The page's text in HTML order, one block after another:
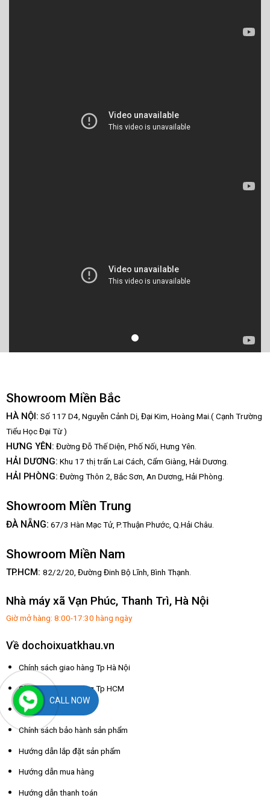
Showroom Miền Bắc
HÀ NỘI: Số 117 D4, Nguyễn Cảnh Dị, Đại Kim, Hoàng Mai.( Cạnh Trường
Tiểu Học Đại Từ )
HƯNG YÊN: Đường Đỗ Thế Diện, Phố Nối, Hưng Yên.
HẢI DƯƠNG: Khu 17 thị trấn Lai Cách, Cẩm Giàng, Hải Dương.
HẢI PHÒNG: Đường Thôn 2, Bắc Sơn, An Dương, Hải Phòng.
Showroom Miền Trung
ĐÀ NẴNG: 67/3 Hàn Mạc Tử, P.Thuận Phước, Q.Hải Châu.
Showroom Miền Nam
TP.HCM: 82/2/20, Đường Đinh Bộ Lĩnh, Bình Thạnh.
Nhà máy xã Vạn Phúc, Thanh Trì, Hà Nội
Giờ mở hàng: 8:00-17:30 hàng ngày
Về dochoixuatkhau.vn
Chính sách giao hàng Tp Hà Nội
Chính sách giao hàng Tp HCM
Chính sách đổi trả
Chính sách bảo hành sản phẩm
Hướng dẫn lắp đặt sản phẩm
Hướng dẫn mua hàng
Hướng dẫn thanh toán
CALL NOW